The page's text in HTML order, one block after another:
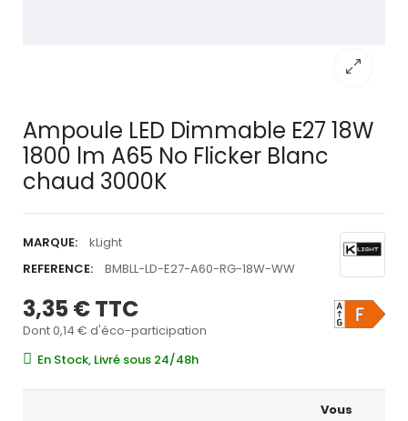
Ampoule LED Dimmable E27 18W
1800 lm A65 No Flicker Blanc
chaud 3000K
MARQUE:
kLight
REFERENCE:
BMBLL-LD-E27-A60-RG-18W-WW
3,35 €TTC
Dont 0,14 € d'éco-participation
En Stock, Livré sous 24/48h
Vous